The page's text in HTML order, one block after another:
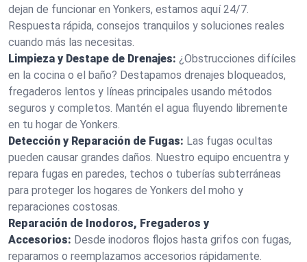
dejan de funcionar en Yonkers, estamos aquí 24/7.
Respuesta rápida, consejos tranquilos y soluciones reales
cuando más las necesitas.
Limpieza y Destape de Drenajes: ¿Obstrucciones difíciles
en la cocina o el baño? Destapamos drenajes bloqueados,
fregaderos lentos y líneas principales usando métodos
seguros y completos. Mantén el agua fluyendo libremente
en tu hogar de Yonkers.
Detección y Reparación de Fugas: Las fugas ocultas
pueden causar grandes daños. Nuestro equipo encuentra y
repara fugas en paredes, techos o tuberías subterráneas
para proteger los hogares de Yonkers del moho y
reparaciones costosas.
Reparación de Inodoros, Fregaderos y
Accesorios: Desde inodoros flojos hasta grifos con fugas,
reparamos o reemplazamos accesorios rápidamente.